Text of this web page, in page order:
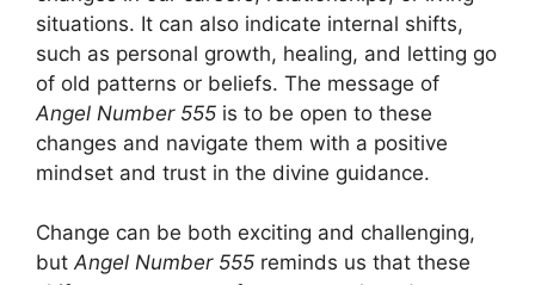
situations. It can also indicate internal shifts,
such as personal growth, healing, and letting go
of old patterns or beliefs. The message of
Angel Number 555 is to be open to these
changes and navigate them with a positive
mindset and trust in the divine guidance.
Change can be both exciting and challenging,
butAngel Number 555 reminds us that these